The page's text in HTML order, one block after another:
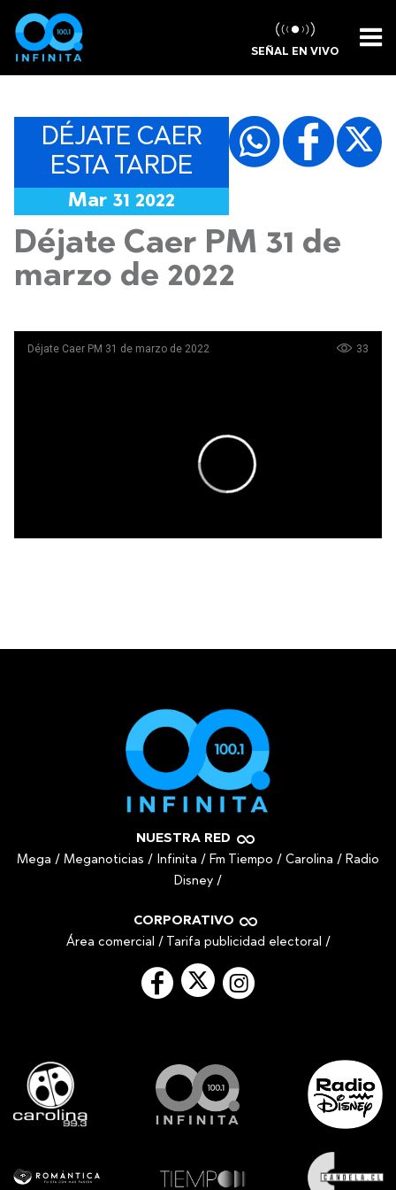
SEÑAL EN VIVO
DÉJATE CAER
ESTA TARDE
Mar 31 2022
Déjate Caer PM 31 de
marzo de 2022
NUESTRA RED
Mega / Meganoticias / Infinita / Fm Tiempo / Carolina / Radio
Disney /
CORPORATIVO
Área comercial / Tarifa publicidad electoral /